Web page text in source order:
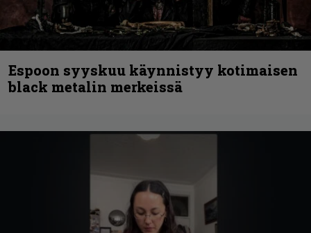
Espoon syyskuu käynnistyy kotimaisen
black metalin merkeissä